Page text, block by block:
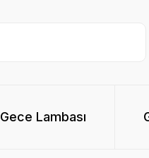
Gece Lambası